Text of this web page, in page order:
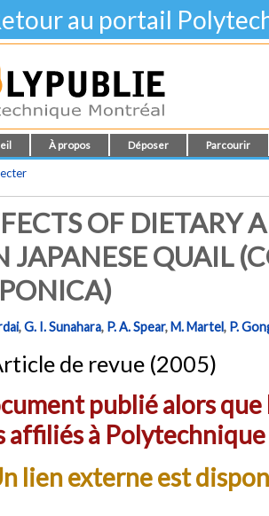
au portail
À propos Déposer Parcourir
OF DIETARY
JAPANESE QUAIL
,G. I. Sunahara, P. A. Spear,M. Martel, P.
de revue (2005)
publié alors
affiliés à
lien externe est